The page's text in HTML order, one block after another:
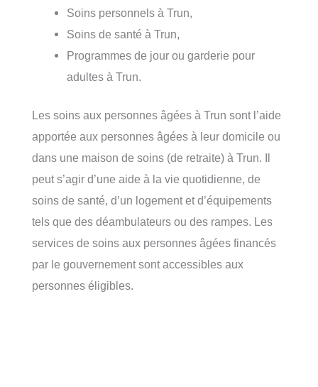
Soins personnels à Trun,
Soins de santé à Trun,
Programmes de jour ou garderie pour
adultes à Trun.
Les soins aux personnes âgées à Trun sont l’aide
apportée aux personnes âgées à leur domicile ou
dans une maison de soins (de retraite) à Trun. Il
peut s’agir d’une aide à la vie quotidienne, de
soins de santé, d’un logement et d’équipements
tels que des déambulateurs ou des rampes. Les
services de soins aux personnes âgées financés
par le gouvernement sont accessibles aux
personnes éligibles.